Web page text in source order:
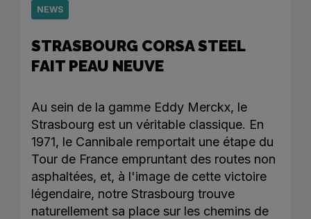
NEWS
STRASBOURG CORSA STEEL
FAIT PEAU NEUVE
Au sein de la gamme Eddy Merckx, le
Strasbourg est un véritable classique. En
1971, le Cannibale remportait une étape du
Tour de France empruntant des routes non
asphaltées, et, à l'image de cette victoire
légendaire, notre Strasbourg trouve
naturellement sa place sur les chemins de